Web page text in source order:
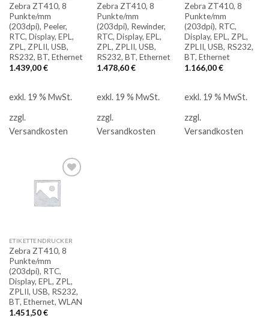
Zebra ZT410, 8
Punkte/mm
(203dpi), Peeler,
RTC, Display, EPL,
ZPL, ZPLII, USB,
RS232, BT, Ethernet
1.439,00€
exkl. 19 % MwSt.
zzgl.
Versandkosten
Zebra ZT410, 8
Punkte/mm
(203dpi), Rewinder,
RTC, Display, EPL,
ZPL, ZPLII, USB,
RS232, BT, Ethernet
1.478,60€
exkl. 19 % MwSt.
zzgl.
Versandkosten
Zebra ZT410, 8
Punkte/mm
(203dpi), RTC,
Display, EPL, ZPL,
ZPLII, USB, RS232,
BT, Ethernet
1.166,00€
exkl. 19 % MwSt.
zzgl.
Versandkosten
die
ETIKETTENDRUCKER
Zebra ZT410, 8
Punkte/mm
(203dpi), RTC,
Display, EPL, ZPL,
ZPLII, USB, RS232,
BT, Ethernet, WLAN
1.451,50€